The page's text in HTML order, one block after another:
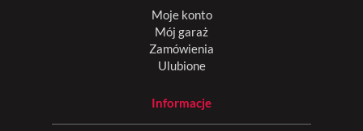
Moje konto
Mój garaż
Zamówienia
Ulubione
Informacje